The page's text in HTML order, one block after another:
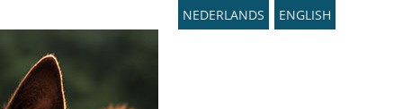
NEDERLANDS ENGLISH